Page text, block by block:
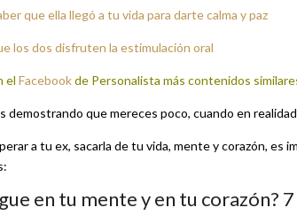
que ella llegó a tu vida para darte calma y paz
los dos disfruten la estimulación oral
el Facebookde Personalista más contenidos
demostrando que mereces poco, cuando en
a tu ex, sacarla de tu vida, mente y corazón,
en tu mente y en tu corazón?